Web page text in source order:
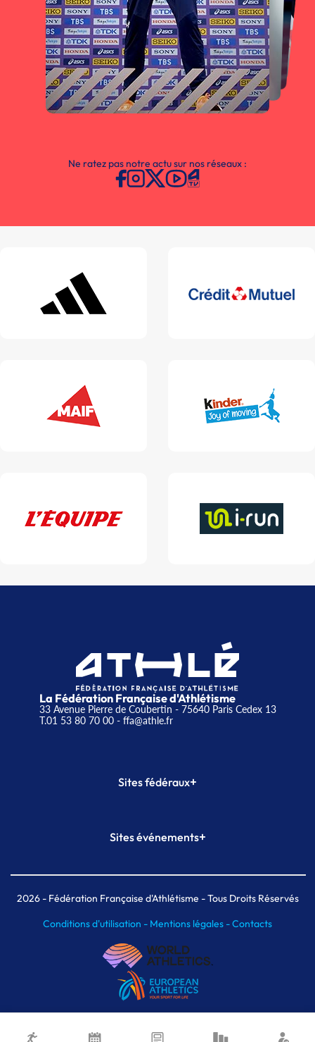
Ne ratez pas notre actu sur nos réseaux :
La Fédération Française d'Athlétisme
33 Avenue Pierre de Coubertin - 75640 Paris Cedex 13
T.01 53 80 70 00- ffa@athle.fr
Sites fédéraux+
Plateforme Formation
Sites événements+
Meeting de Paris indoor
MAIF Ekiden de Paris
2026- Fédération Française d'Athlétisme - Tous Droits Réservés
Conditions d'utilisation - Mentions légales -Contacts